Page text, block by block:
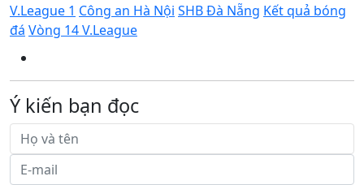
V.League 1 Công an Hà Nội SHB Đà Nẵng Kết quả bóng
đá Vòng 14 V.League
Ý kiến bạn đọc